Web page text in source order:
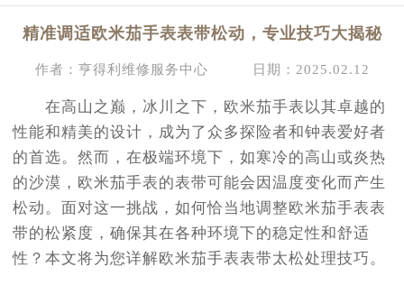
上海市徐汇区虹桥路3号港汇中心写字楼2座37层3705室（需提前预约）
常州市新北区龙锦路1590号现代传媒中心写字楼5号楼10层1008室（需提前预约）
徐州市鼓楼区淮海东路29号苏宁广场IFC国际金融中心写字楼35层3508室（需提前预约）
扬州市邗江区国展路29号星耀天地写字楼1号楼18层1803室（需提前预约）
泰州市海陵区永定东路399号置地商务中心东塔写字楼（华润万象城）17层1706室（需提前预约）
宁波市江北区大闸南路500号来福士广场办公楼20层2009室（需提前预约）
杭州市上城区钱江路1366号华润大厦写字楼A座5层503-5室（需提前预约）
精准调适欧米茄手表表带松动，专业技巧大揭秘
作者：亨得利维修服务中心 日期：2025.02.12
在高山之巅，冰川之下，欧米茄手表以其卓越的
性能和精美的设计，成为了众多探险者和钟表爱好者
的首选。然而，在极端环境下，如寒冷的高山或炎热
的沙漠，欧米茄手表的表带可能会因温度变化而产生
松动。面对这一挑战，如何恰当地调整欧米茄手表表
带的松紧度，确保其在各种环境下的稳定性和舒适
性？本文将为您详解欧米茄手表表带太松处理技巧。